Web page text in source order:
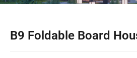
B9 Foldable Board